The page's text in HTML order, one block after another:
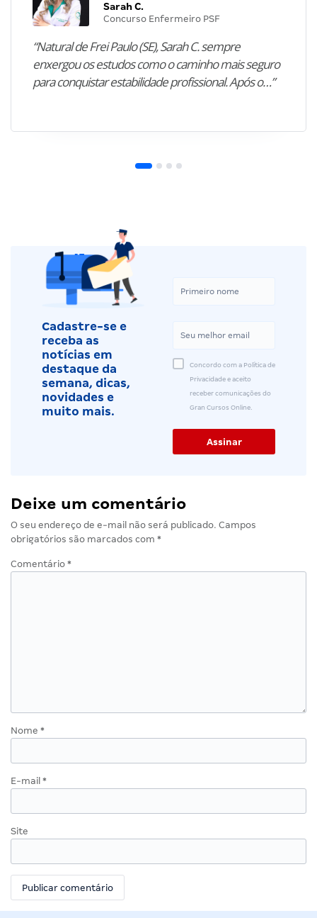
Sarah C.
Concurso Enfermeiro PSF
“Natural de Frei Paulo (SE), Sarah C. sempre
enxergou os estudos como o caminho mais seguro
para conquistar estabilidade profissional. Após o…”
Cadastre-se e
receba as
notícias em
destaque da
semana, dicas,
novidades e
muito mais.
Concordo com a Política de
Privacidade e aceito
receber comunicações do
Gran Cursos Online.
Deixe um comentário
O seu endereço de e-mail não será publicado. Campos
obrigatórios são marcados com *
Comentário *
Nome *
E-mail *
Site